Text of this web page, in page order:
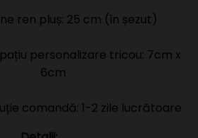
ren pluș: 25 cm (în șezut)
personalizare tricou: 7cm x
6cm
comandă: 1-2 zile lucrătoare